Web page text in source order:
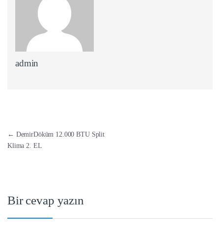
admin
Yazı dolaşımı
← DemirDöküm 12.000 BTU Split
Klima 2. EL
Bir cevap yazın